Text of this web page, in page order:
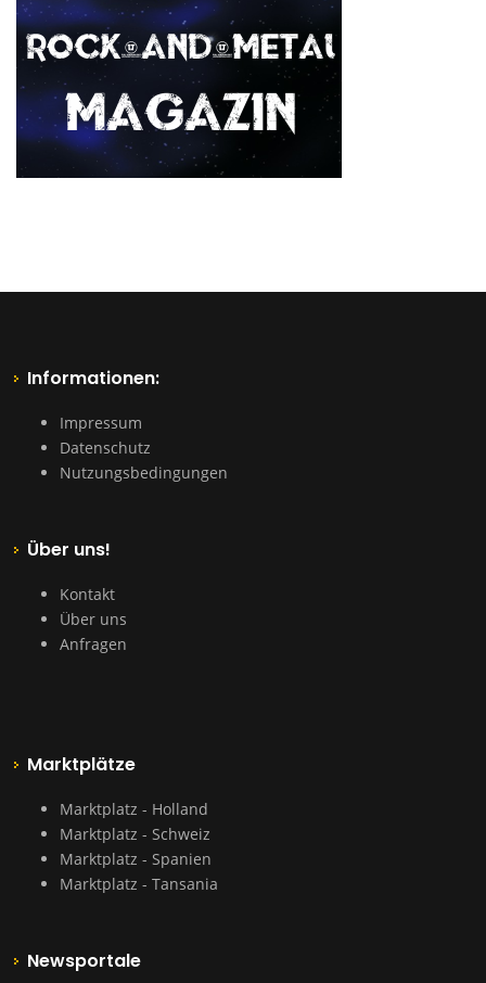
Informationen:
Impressum
Datenschutz
Nutzungsbedingungen
Über uns!
Kontakt
Über uns
Anfragen
Marktplätze
Marktplatz - Holland
Marktplatz - Schweiz
Marktplatz - Spanien
Marktplatz - Tansania
Newsportale